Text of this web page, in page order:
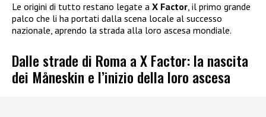
Le origini di tutto restano legate a X Factor, il primo grande
palco che li ha portati dalla scena locale al successo
nazionale, aprendo la strada alla loro ascesa mondiale.
Dalle strade di Roma a X Factor: la nascita
dei Måneskin e l’inizio della loro ascesa